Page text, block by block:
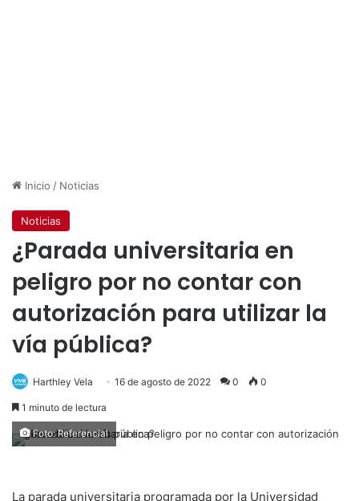
Inicio / Noticias
Noticias
¿Parada universitaria en
peligro por no contar con
autorización para utilizar la
vía pública?
Harthley Vela 16 de agosto de 2022 0 0
1 minuto de lectura
Foto: Referencial
La parada universitaria programada por la Universidad